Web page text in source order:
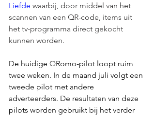
Liefde waarbij, door middel van het
scannen van een QR-code, items uit
het tv-programma direct gekocht
kunnen worden.
De huidige QRomo-pilot loopt ruim
twee weken. In de maand juli volgt een
tweede pilot met andere
adverteerders. De resultaten van deze
pilots worden gebruikt bij het verder